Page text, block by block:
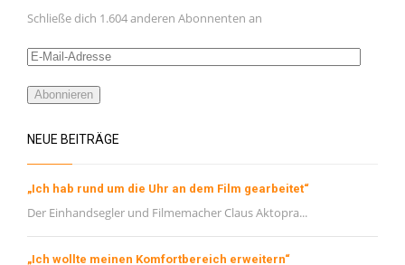
Schließe dich 1.604 anderen Abonnenten an
E-
Adresse
Abonnieren
NEUE BEITRÄGE
„Ich hab rund um die Uhr an dem Film gearbeitet“
Der Einhandsegler und Filmemacher Claus Aktopra...
„Ich wollte meinen Komfortbereich erweitern“